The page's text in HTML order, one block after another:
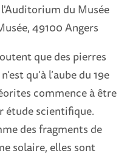
du Musée
49100 Angers
que des pierres
qu’à l’aube du 19e
commence à être
étude scientifique.
des fragments de
solaire, elles sont